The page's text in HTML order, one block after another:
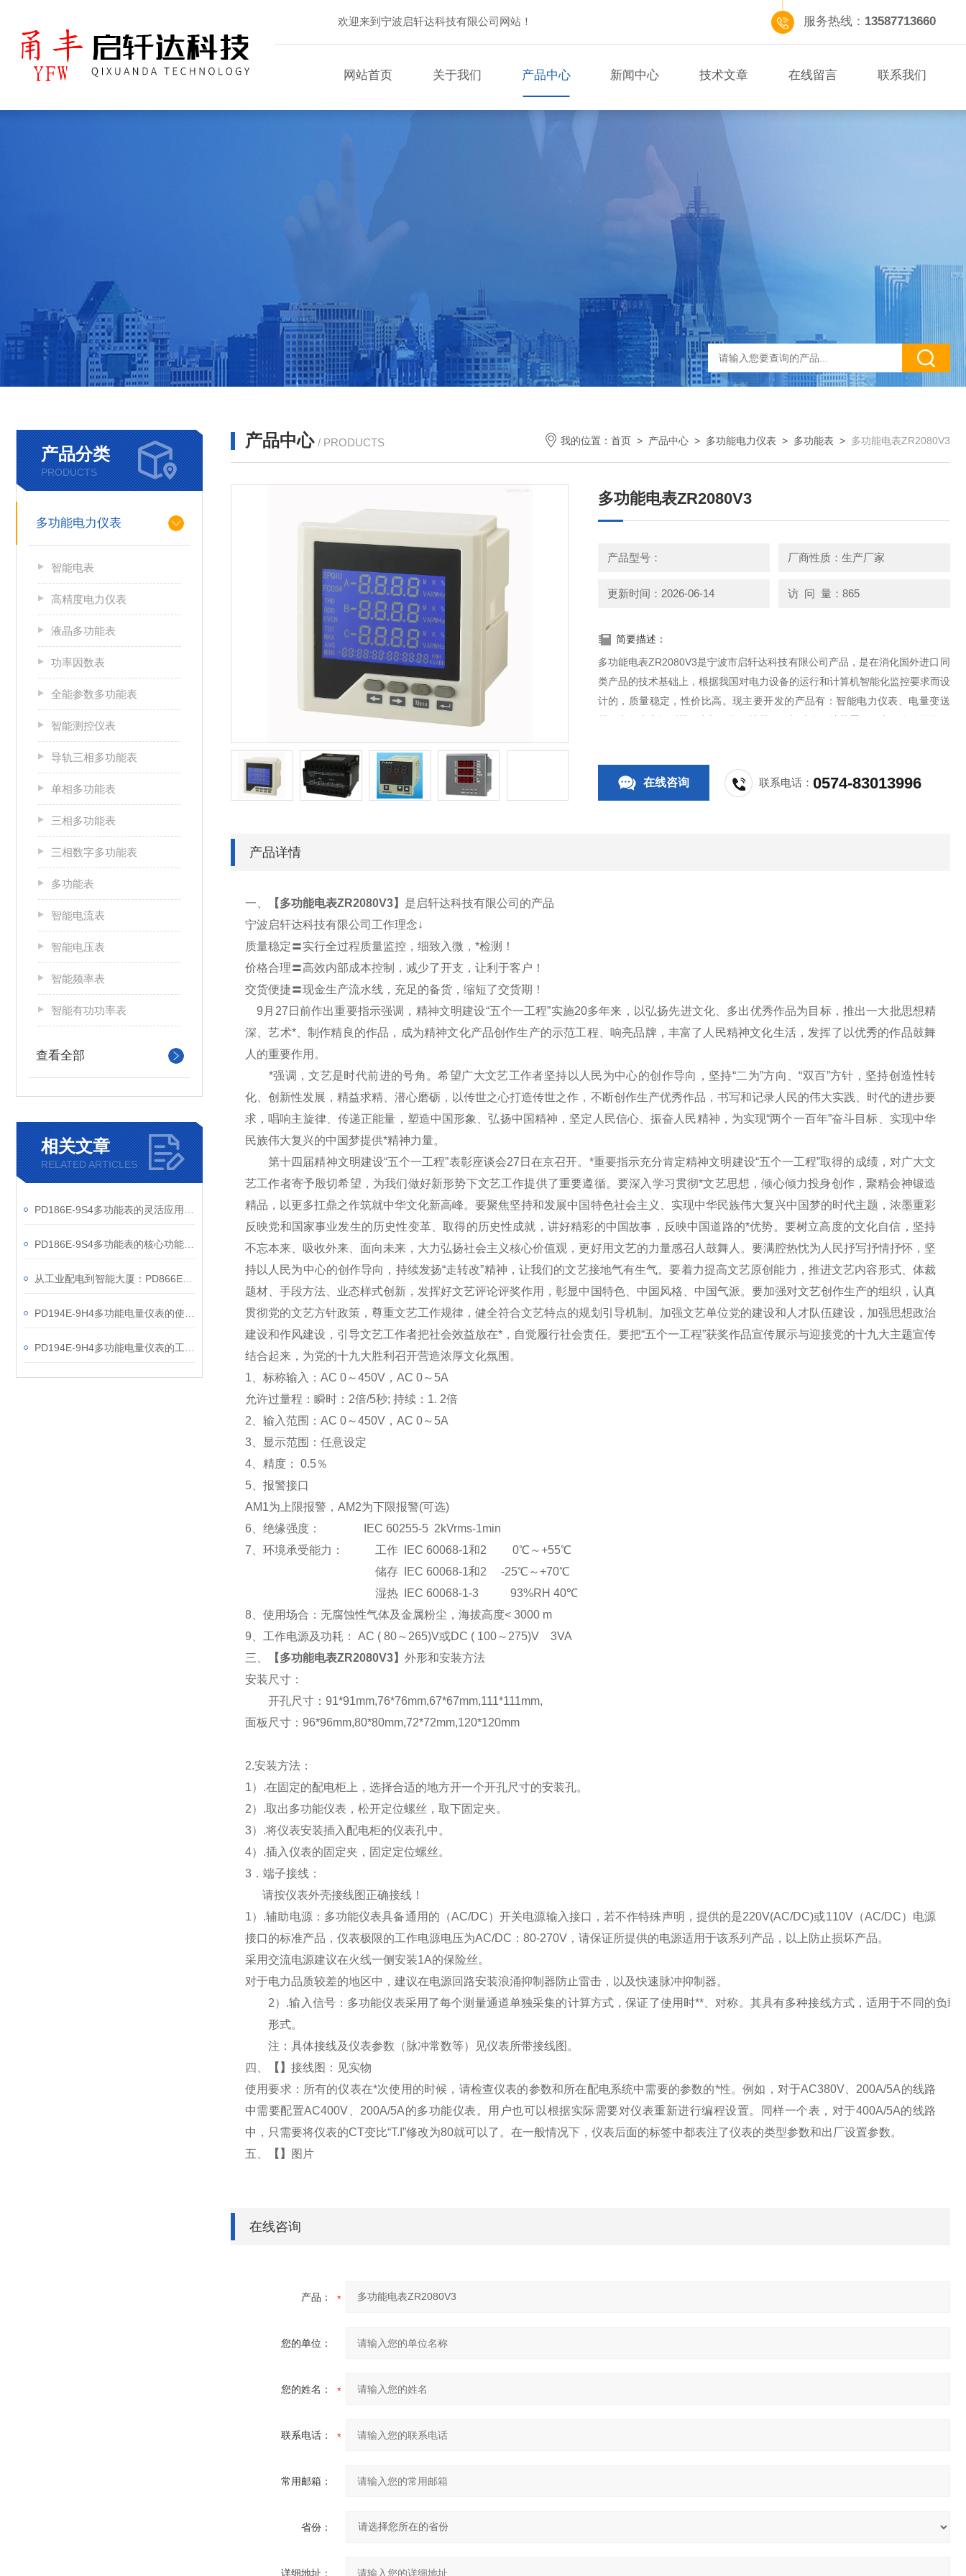
欢迎来到宁波启轩达科技有限公司网站！ 服务热线： 13587713660
网站首页 关于我们 产品中心 新闻中心 技术文章 在线留言 联系我们
产品分类
PRODUCTS
多功能电力仪表
智能电表
高精度电力仪表
液晶多功能表
功率因数表
全能参数多功能表
智能测控仪表
导轨三相多功能表
单相多功能表
三相多功能表
三相数字多功能表
多功能表
智能电流表
智能电压表
智能频率表
智能有功功率表
查看全部
相关文章
RELATED ARTICLES
产品中心 / PRODUCTS 我的位置： 首页 > 产品中心 > 多功能电力仪表 > 多功能表 > 多功能电表ZR2080V3
多功能电表ZR2080V3
产品型号： 厂商性质：生产厂家
更新时间：2026-06-14 访 问 量：865
简要描述：
多功能电表ZR2080V3是宁波市启轩达科技有限公司产品，是在消化国外进口同
类产品的技术基础上，根据我国对电力设备的运行和计算机智能化监控要求而设
计的，质量稳定，性价比高。现主要开发的产品有：智能电力仪表、电量变送
器、电气火灾探测器、电机智能保护器、微机综合保护装置、双电源自动转换开
在线咨询 联系电话：0574-83013996
产品详情
一、 【多功能电表ZR2080V3】 是启轩达科技有限公司的产品
宁波启轩达科技有限公司工作理念↓
质量稳定〓实行全过程质量监控，细致入微，*检测！
价格合理〓高效内部成本控制，减少了开支，让利于客户！
交货便捷〓现金生产流水线，充足的备货，缩短了交货期！
9月27日前作出重要指示强调，精神文明建设“五个一工程”实施20多年来，以弘扬先进文化、多出优秀作品为目标，推出一大批思想精
深、艺术*、制作精良的作品，成为精神文化产品创作生产的示范工程、响亮品牌，丰富了人民精神文化生活，发挥了以优秀的作品鼓舞
人的重要作用。
*强调，文艺是时代前进的号角。希望广大文艺工作者坚持以人民为中心的创作导向，坚持“二为”方向、“双百”方针，坚持创造性转
化、创新性发展，精益求精、潜心磨砺，以传世之心打造传世之作，不断创作生产优秀作品，书写和记录人民的伟大实践、时代的进步要
求，唱响主旋律、传递正能量，塑造中国形象、弘扬中国精神，坚定人民信心、振奋人民精神，为实现“两个一百年”奋斗目标、实现中华
民族伟大复兴的中国梦提供*精神力量。
第十四届精神文明建设“五个一工程”表彰座谈会27日在京召开。*重要指示充分肯定精神文明建设“五个一工程”取得的成绩，对广大文
艺工作者寄予殷切希望，为我们做好新形势下文艺工作提供了重要遵循。要深入学习贯彻*文艺思想，倾心倾力投身创作，聚精会神锻造
精品，以更多扛鼎之作筑就中华文化新高峰。要聚焦坚持和发展中国特色社会主义、实现中华民族伟大复兴中国梦的时代主题，浓墨重彩
反映党和国家事业发生的历史性变革、取得的历史性成就，讲好精彩的中国故事，反映中国道路的*优势。要树立高度的文化自信，坚持
不忘本来、吸收外来、面向未来，大力弘扬社会主义核心价值观，更好用文艺的力量感召人鼓舞人。要满腔热忱为人民抒写抒情抒怀，坚
持以人民为中心的创作导向，持续发扬“走转改”精神，让我们的文艺接地气有生气。要着力提高文艺原创能力，推进文艺内容形式、体裁
题材、手段方法、业态样式创新，发挥好文艺评论评奖作用，彰显中国特色、中国风格、中国气派。要加强对文艺创作生产的组织，认真
贯彻党的文艺方针政策，尊重文艺工作规律，健全符合文艺特点的规划引导机制。加强文艺单位党的建设和人才队伍建设，加强思想政治
建设和作风建设，引导文艺工作者把社会效益放在*，自觉履行社会责任。要把“五个一工程”获奖作品宣传展示与迎接党的十九大主题宣传
结合起来，为党的十九大胜利召开营造浓厚文化氛围。
1 、标称输入：AC 0～450V ，AC 0～5A
允许过量程：瞬时：2倍/5秒; 持续：1. 2倍
2 、输入范围：AC 0～450V ，AC 0～5A
3
显示范围： 任意设定
4 、精度： 0.5％
5
报警接口
AM1为上限报警，AM2为下限报警(可选)
6
绝缘强度： IEC 60255-5 2kVrms-1min
7
环境承受能力： 工作 IEC 60068-1和2 0℃～+55℃
储存 IEC 60068-1和2 -25℃～+70℃
湿热 IEC 60068-1-3 93%RH 40℃
8 、使用场合：无腐蚀性气体及金属粉尘，海拔高度< 3000 m
9 、工作电源及功耗： AC ( 80～265)V或DC ( 100～275)V 3VA
三、
【多功能电表ZR2080V3】 外形和安装方法
安装尺寸：
开孔尺寸：91*91mm,76*76mm,67*67mm,111*111mm,
面板尺寸：96*96mm,80*80mm,72*72mm,120*120mm
2.安装方法：
1）.在固定的配电柜上，选择合适的地方开一个开孔尺寸的安装孔。
2）.取出多功能仪表，松开定位螺丝，取下固定夹。
3）.将仪表安装插入配电柜的仪表孔中。
4）.插入仪表的固定夹，固定定位螺丝。
3 ．端子接线：
请按仪表外壳接线图正确接线！
1） .辅助电源：多功能仪表具备通用的（AC/DC）开关电源输入接口，若不作特殊声明，提供的是220V(AC/DC)或110V（AC/DC）电源
接口的标准产品，仪表极限的工作电源电压为AC/DC ： 80-270V ，请保证所提供的电源适用于该系列产品，以上防止损坏产品。
采用交流电源建议在火线一侧安装1A的保险丝。
对于电力品质较差的地区中，建议在电源回路安装浪涌抑制器防止雷击，以及快速脉冲抑制器。
2） .输入信号：多功能仪表采用了每个测量通道单独采集的计算方式，保证了使用时**、对称。其具有多种接线方式，适用于不同的负载
形式。
注：具体接线及仪表参数（脉冲常数等）见仪表所带接线图。
四、
【 】 接线图：见实物
使用要求：所有的仪表在*次使用的时候，请检查仪表的参数和所在配电系统中需要的参数的*性。例如，对于AC380V、200A/5A的线路
中需要配置AC400V、200A/5A的多功能仪表。用户也可以根据实际需要对仪表重新进行编程设置。同样一个表，对于400A/5A的线路
中，只需要将仪表的CT变比“T.I”修改为80就可以了。在一般情况下，仪表后面的标签中都表注了仪表的类型参数和出厂设置参数。
五、
【 】 图片
在线咨询
产品：
您的单位：
您的姓名：
联系电话：
常用邮箱：
省份：
详细地址：